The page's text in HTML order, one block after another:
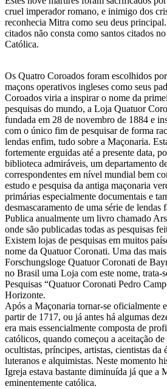
cruel imperador romano, e inimigo dos
reconhecia Mitra como seu deus
citados não consta como santos citados
Católica.
Os Quatro Coroados foram escolhidos
maçons operativos ingleses como seus
Coroados viria a inspirar o nome da
pesquisas do mundo, a Loja Quatuor
fundada em 28 de novembro de 1884 e
com o único fim de pesquisar de forma
lendas enfim, tudo sobre a Maçonaria.
fortemente erguidas até a presente data,
biblioteca admiráveis, um departamento
correspondentes em nível mundial bem
estudo e pesquisa da antiga maçonaria
primárias especialmente documentais e
desmascaramento de uma série de lendas
Publica anualmente um livro chamado
onde são publicadas todas as pesquisas
Existem lojas de pesquisas em muitos
nome da Quatuor Coronati. Uma das
Forschungsloge Quatuor Coronati de
no Brasil uma Loja com este nome, trata-
Pesquisas “Quatuor Coronati Pedro
Horizonte.
Após a Maçonaria tornar-se oficialmente
partir de 1717, ou já antes há algumas
era mais essencialmente composta de
católicos, quando começou a aceitação de
ocultistas, príncipes, artistas, cientistas da
luteranos e alquimistas. Neste momento
Igreja estava bastante diminuída já que a
eminentemente católica.